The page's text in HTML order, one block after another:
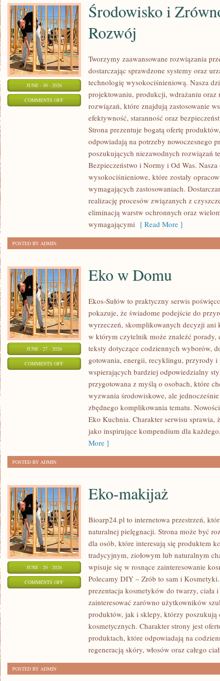
JUNE - 30 - 2026
COMMENTS OFFON
Środowisko i
Rozwój
Tworzymy zaawansowane rozwiązania
dostarczając sprawdzone systemy oraz
technologię wysokociśnieniową. Nasza
projektowaniu, produkcji, wdrażaniu oraz
rozwiązań, które znajdują zastosowanie
efektywność, staranność oraz
Strona prezentuje bogatą ofertę
odpowiadają na potrzeby nowoczesnego
poszukujących niezawodnych rozwiązań
Bezpieczeństwo i Normy i Od Was.
wysokociśnieniowe, które zostały
wymagających zastosowaniach.
realizację procesów związanych z
eliminacją warstw ochronnych oraz
wymagającymi [ Read More ]
POSTED BY ADMIN
JUNE - 27 - 2026
COMMENTS OFFON
Eko w Domu
Ekos-Sułów to praktyczny serwis
pokazuje, że świadome podejście do
wyrzeczeń, skomplikowanych decyzji ani
w którym czytelnik może znaleźć porady,
teksty dotyczące codziennych wyborów,
gotowania, energii, recyklingu, przyrody i
wspierających bardziej odpowiedzialny
przygotowana z myślą o osobach, które
wyzwania środowiskowe, ale
zbędnego komplikowania tematu.
Eko Kuchnia. Charakter serwisu sprawia,
jako inspirujące kompendium dla
More ]
POSTED BY ADMIN
JUNE - 20 - 2026
COMMENTS OFFON
Eko-makijaż
Bioarp24.pl to internetowa przestrzeń,
naturalnej pielęgnacji. Strona może być
dla osób, które interesują się produktem
tradycyjnym, ziołowym lub naturalnym
wpisuje się w rosnące zainteresowanie
Polecamy DIY – Zrób to sam i
prezentacja kosmetyków do twarzy, ciała
zainteresować zarówno użytkowników
produktów, jak i sklepy, którzy poszukują
kosmetycznych. Charakter strony jest
produktach, które odpowiadają na
regeneracją skóry, włosów oraz całego
POSTED BY ADMIN